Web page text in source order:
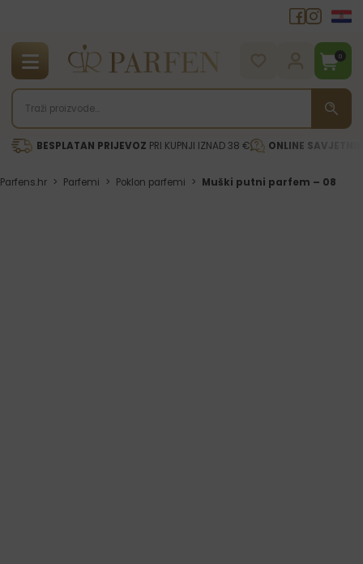
0
BESPLATAN PRIJEVOZ PRI KUPNJI IZNAD 38 € ONLINE
Parfens.hr > Parfemi > Poklon parfemi > Muški putni parfem – 08